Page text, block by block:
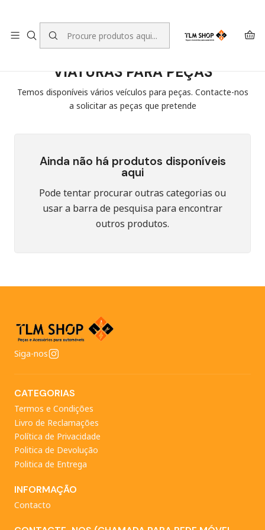
Início VIATURAS PARA PEÇAS
VIATURAS PARA PEÇAS
Temos disponíveis vários veículos para peças. Contacte-nos
a solicitar as peças que pretende
Ainda não há produtos disponíveis
aqui
Pode tentar procurar outras categorias ou
usar a barra de pesquisa para encontrar
outros produtos.
Siga-nos
CATEGORIAS
Termos e Condições
Livro de Reclamações
Política de Privacidade
Politica de Devolução
Politica de Entrega
INFORMAÇÃO
Contacto